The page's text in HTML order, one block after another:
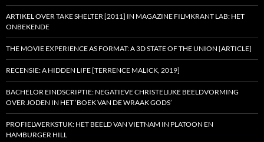
ARTIKEL OVER TAKE SHELTER [2011] IN MAGAZINE FILMKRANT LAB: HET
ONBEKENDE
THE MOVIE EXPERIENCE AS FORMAT: A 3D STATE OF THE UNION [ARTICLE]
RECENSIE: A HIDDEN LIFE [TERRENCE MALICK, 2019]
BACHELOR EINDSCRIPTIE: NEGATIEVE CHRISTELIJKE BEELDVORMING
OVER JODEN IN HET ‘BOEK VAN DE WRAAK GODS’
PROFIELWERKSTUK: HET BEELD VAN VIETNAM IN PLATOON EN
HAMBURGER HILL